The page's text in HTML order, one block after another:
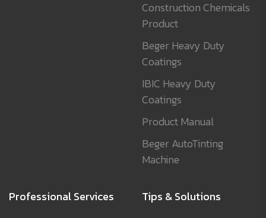
Construction Chemicals
Product
Beger Heavy Duty
Coatings
IBIC Heavy Duty
Coatings
Product Manual
Beger AutoTinting
Machine
Professional Services
Tips & Solutions